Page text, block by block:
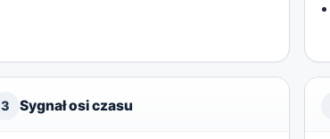
3 Sygnał osi czasu